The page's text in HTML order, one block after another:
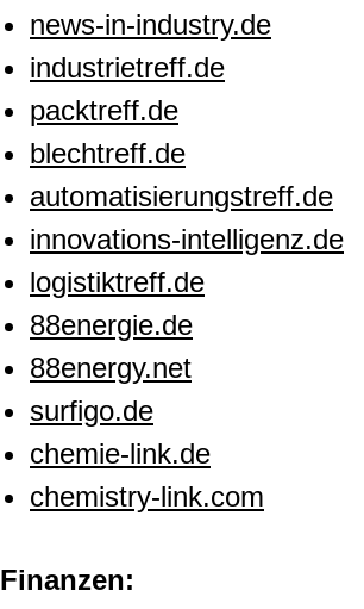
news-in-industry.de
industrietreff.de
packtreff.de
blechtreff.de
automatisierungstreff.de
innovations-intelligenz.de
logistiktreff.de
88energie.de
88energy.net
surfigo.de
chemie-link.de
chemistry-link.com
Finanzen: